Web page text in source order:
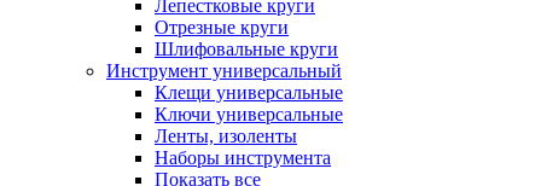
Лепестковые круги
Отрезные круги
Шлифовальные круги
Инструмент универсальный
Клещи универсальные
Ключи универсальные
Ленты, изоленты
Наборы инструмента
Показать все